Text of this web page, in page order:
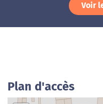
Voir
Plan d'accès